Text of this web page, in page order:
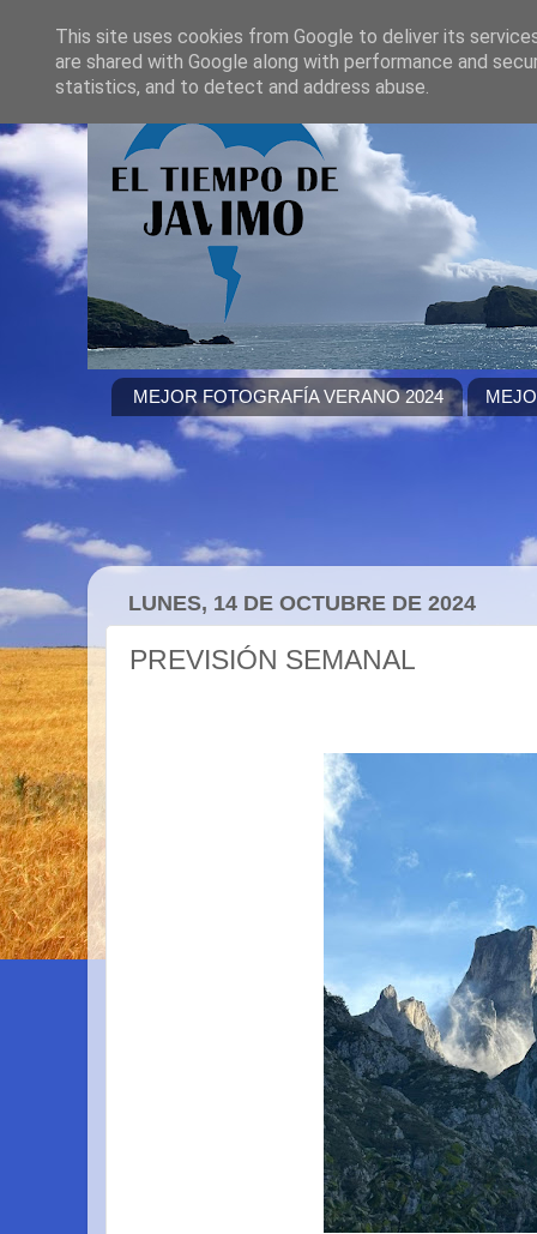
MEJOR FOTOGRAFÍA VERANO 2024
LUNES, 14 DE OCTUBRE DE 2024
PREVISIÓN SEMANAL
This site uses cookies from Google to deliver its
are shared with Google along with performance and
statistics, and to detect and address abuse.